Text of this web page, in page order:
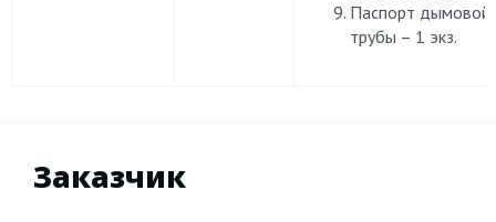
Паспорт дымовой
трубы – 1 экз.
Заказчик